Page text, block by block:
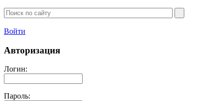
Войти
Авторизация
Логин:
Пароль: